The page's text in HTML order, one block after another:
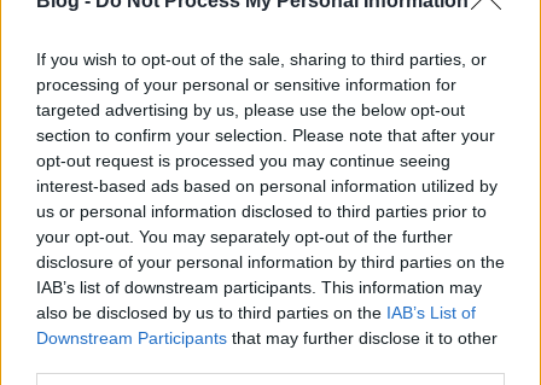
If you wish to opt-out of the sale, sharing to third parties, or
processing of your personal or sensitive information for
targeted advertising by us, please use the below opt-out
section to confirm your selection. Please note that after your
opt-out request is processed you may continue seeing
interest-based ads based on personal information utilized by
us or personal information disclosed to third parties prior to
your opt-out. You may separately opt-out of the further
disclosure of your personal information by third parties on the
IAB’s list of downstream participants. This information may
also be disclosed by us to third parties on the IAB’s List of
Downstream Participants that may further disclose it to other
vala tisztának modák magokat, s tesznek hamis
tanúbizonyságot felebarátaik ellen.
Asszem így mondja az Írás.
csillagkúll
16 éve
pedighát a törvények is olyanok Kedves Lendvai
méltóságos nagyságos asszonyom amelyek ezt nem
engedik meg, hogy bankár kaszt után az
újarisztokrácia kasztja is kialakuljon.